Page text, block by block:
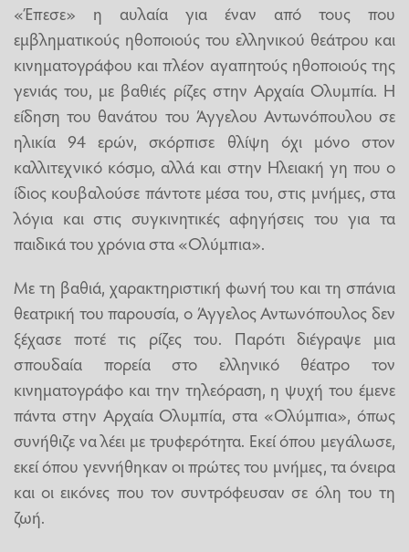
«Έπεσε» η αυλαία για έναν από τους που
εμβληματικούς ηθοποιούς του ελληνικού θεάτρου και
κινηματογράφου και πλέον αγαπητούς ηθοποιούς της
γενιάς του, με βαθιές ρίζες στην Αρχαία Ολυμπία. Η
είδηση του θανάτου του Άγγελου Αντωνόπουλου σε
ηλικία 94 ερών, σκόρπισε θλίψη όχι μόνο στον
καλλιτεχνικό κόσμο, αλλά και στην Ηλειακή γη που ο
ίδιος κουβαλούσε πάντοτε μέσα του, στις μνήμες, στα
λόγια και στις συγκινητικές αφηγήσεις του για τα
παιδικά του χρόνια στα «Ολύμπια».
Με τη βαθιά, χαρακτηριστική φωνή του και τη σπάνια
θεατρική του παρουσία, ο Άγγελος Αντωνόπουλος δεν
ξέχασε ποτέ τις ρίζες του. Παρότι διέγραψε μια
σπουδαία πορεία στο ελληνικό θέατρο τον
κινηματογράφο και την τηλεόραση, η ψυχή του έμενε
πάντα στην Αρχαία Ολυμπία, στα «Ολύμπια», όπως
συνήθιζε να λέει με τρυφερότητα. Εκεί όπου μεγάλωσε,
εκεί όπου γεννήθηκαν οι πρώτες του μνήμες, τα όνειρα
και οι εικόνες που τον συντρόφευσαν σε όλη του τη
ζωή.